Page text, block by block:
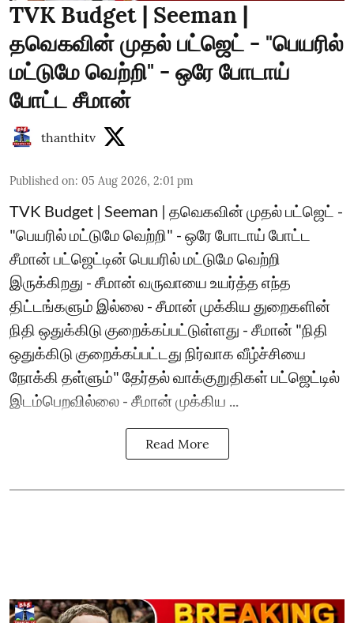
TVK Budget | Seeman |
தவெகவின் முதல் பட்ஜெட் - "பெயரில்
மட்டுமே வெற்றி" - ஒரே போடாய்
போட்ட சீமான்
thanthitv
Published on: 05 Aug 2026, 2:01 pm
TVK Budget | Seeman | தவெகவின் முதல் பட்ஜெட் -
"பெயரில் மட்டுமே வெற்றி" - ஒரே போடாய் போட்ட
சீமான் பட்ஜெட்டின் பெயரில் மட்டுமே வெற்றி
இருக்கிறது - சீமான் வருவாயை உயர்த்த எந்த
திட்டங்களும் இல்லை - சீமான் முக்கிய துறைகளின்
நிதி ஒதுக்கிடு குறைக்கப்பட்டுள்ளது - சீமான் "நிதி
ஒதுக்கிடு குறைக்கப்பட்டது நிர்வாக வீழ்ச்சியை
நோக்கி தள்ளும்" தேர்தல் வாக்குறுதிகள் பட்ஜெட்டில்
இடம்பெறவில்லை - சீமான் முக்கிய ...
Read More